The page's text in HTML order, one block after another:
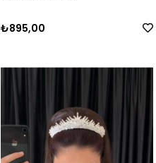
₺895,00